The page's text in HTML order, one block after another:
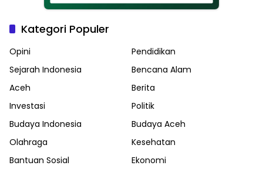
Kategori Populer
Opini
Pendidikan
Sejarah Indonesia
Bencana Alam
Aceh
Berita
Investasi
Politik
Budaya Indonesia
Budaya Aceh
Olahraga
Kesehatan
Bantuan Sosial
Ekonomi